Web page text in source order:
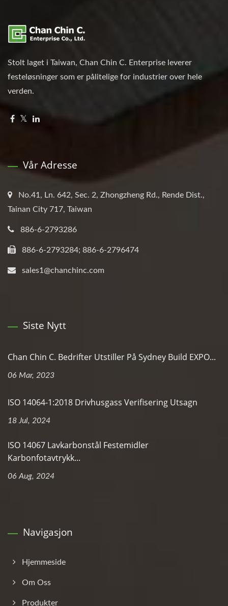
Stolt laget i Taiwan, Chan Chin C. Enterprise leverer
festeløsninger som er pålitelige for industrier over hele
verden.
Vår Adresse
No.41, Ln. 642, Sec. 2, Zhongzheng Rd., Rende Dist.,
Tainan City 717, Taiwan
886-6-2793286
886-6-2793284; 886-6-2796474
sales1@chanchinc.com
Siste Nytt
Chan Chin C. Bedrifter Utstiller På Sydney Build EXPO...
06 Mar, 2023
ISO 14064-1:2018 Drivhusgass Verifisering Utsagn
18 Jul, 2024
ISO 14067 Lavkarbonstål Festemidler
Karbonfotavtrykk...
06 Aug, 2024
Navigasjon
Hjemmeside
Om Oss
Produkter